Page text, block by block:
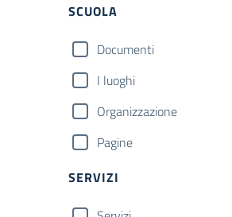
SCUOLA
Documenti
I luoghi
Organizzazione
Pagine
SERVIZI